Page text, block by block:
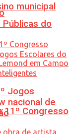
municipal
11º Congresso
do
Jogos
nacional de